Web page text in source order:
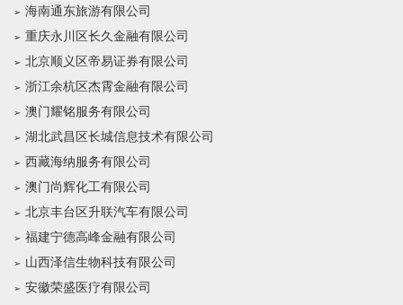
海南通东旅游有限公司
重庆永川区长久金融有限公司
北京顺义区帝易证券有限公司
浙江余杭区杰霄金融有限公司
澳门耀铭服务有限公司
湖北武昌区长城信息技术有限公司
西藏海纳服务有限公司
澳门尚辉化工有限公司
北京丰台区升联汽车有限公司
福建宁德高峰金融有限公司
山西泽信生物科技有限公司
安徽荣盛医疗有限公司